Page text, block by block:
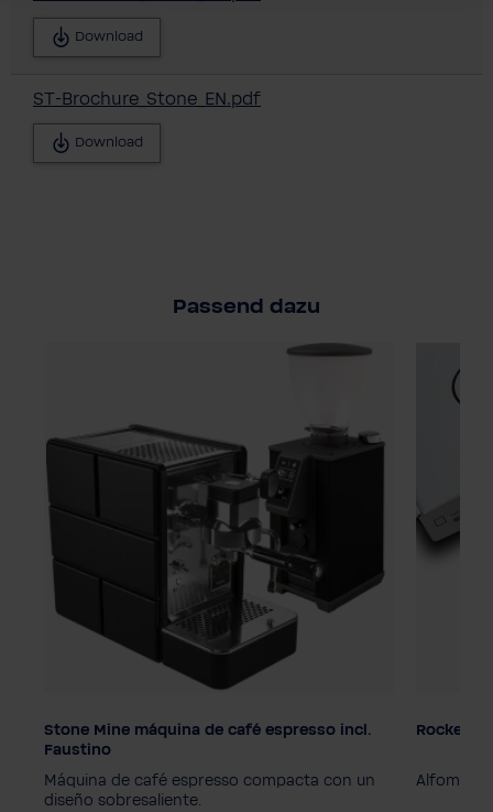
Download
ST-Brochure_Stone_EN.pdf
Download
Passend dazu
Color
Premium Wood
Plus Black
Premium Chrom
Stone Mine máquina de café espresso incl.
Faustino
Máquina de café espresso compacta con un
diseño sobresaliente.
Rocket